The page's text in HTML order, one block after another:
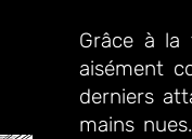
Grâce à la
aisément
derniers
mains